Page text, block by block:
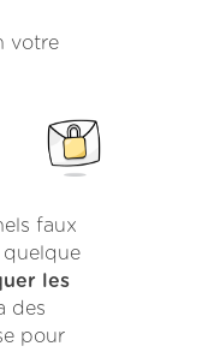
votre
faux
quelque
les
des
pour